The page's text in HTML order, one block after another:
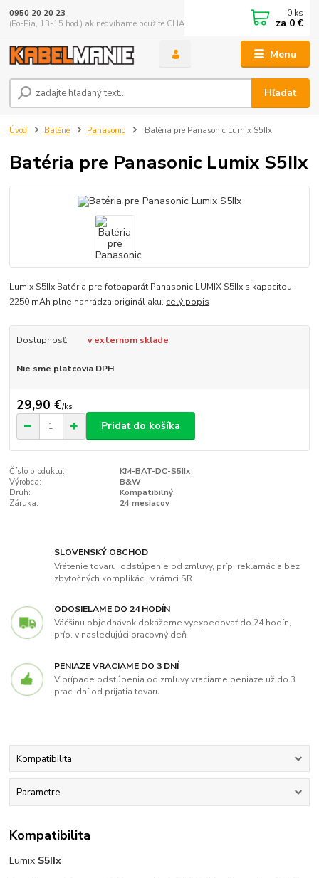
Menu
Hľadať
0950 20 20 23
(Po-Pia, 13-15 hod.) ak nedvíhame použite CHATBOX
0 ks
za 0 €
Úvod Batérie Panasonic Batéria pre Panasonic Lumix S5IIx
Batéria pre Panasonic Lumix S5IIx
Lumix S5IIx Batéria pre fotoaparát Panasonic LUMIX S5IIx s kapacitou
2250 mAh plne nahrádza originál aku. celý popis
Dostupnosť: v externom sklade
Nie sme platcovia DPH
29,90 €/ks
Pridať do košíka
Číslo produktu:
KM-BAT-DC-S5IIx
Výrobca:
B&W
Druh:
Kompatibilný
Záruka:
24 mesiacov
SLOVENSKÝ OBCHOD
Vrátenie tovaru, odstúpenie od zmluvy, príp. reklamácia bez
zbytočných komplikácii v rámci SR
ODOSIELAME DO 24 HODÍN
Väčšinu objednávok dokážeme vyexpedovať do 24 hodín,
príp. v nasledujúci pracovný deň
PENIAZE VRACIAME DO 3 DNÍ
V prípade odstúpenia od zmluvy vraciame peniaze už do 3
prac. dní od prijatia tovaru
Kompatibilita
Parametre
Kompatibilita
Lumix S5IIx